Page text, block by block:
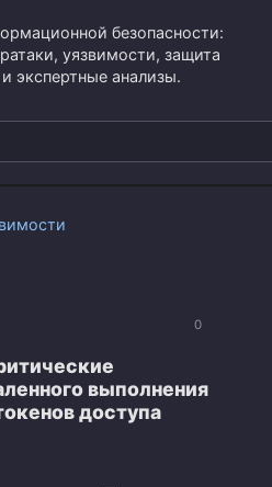
безопасности:
уязвимости, защита
экспертные анализы.
0
выполнения
доступа